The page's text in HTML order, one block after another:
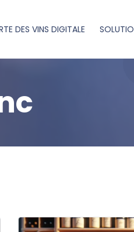
DES VINS DIGITALE